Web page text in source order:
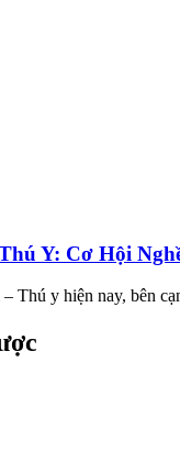
Y: Cơ Hội
Thú y hiện nay, bên